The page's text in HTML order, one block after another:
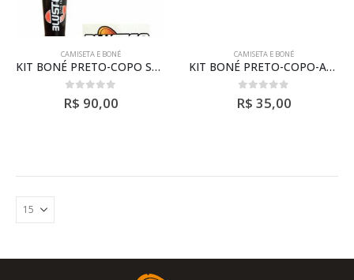
CAMISETA E BONÉ
KIT BONÉ PRETO-COPO SATNLEY-COPO-ADESIVO
0 out of 5
R$ 90,00
CAMISETA E BONÉ
KIT BONÉ PRETO-COPO-ADESIVO
0 out of 5
R$ 35,00